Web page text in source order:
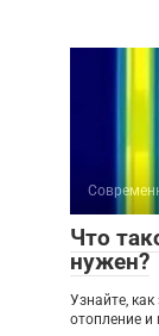
Что
нужен?
Узнайте,
отопление